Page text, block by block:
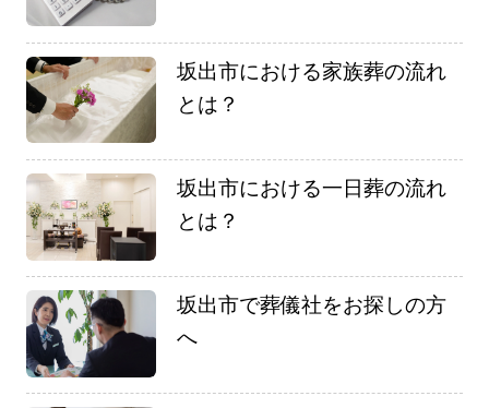
坂出市における家族葬の流れ
とは？
坂出市における一日葬の流れ
とは？
坂出市で葬儀社をお探しの方
へ